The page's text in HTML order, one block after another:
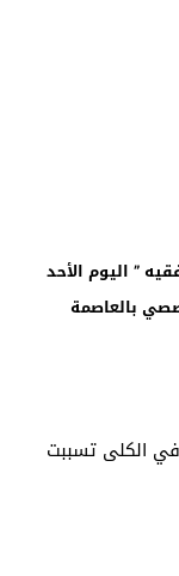
” اليوم الأحد
بالعاصمة
الكلى تسببت